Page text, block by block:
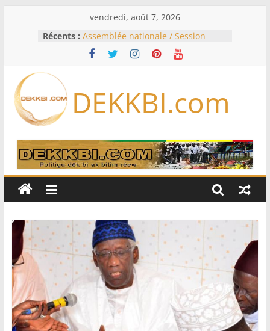
vendredi, août 7, 2026
Récents : Assemblée nationale / Session
extraordinaire: Six commissions
d’enquête à l’ordre du jour ce lundi
Bénin: Patrice Talon élu président
du Sénat, moins de trois mois
Pakistan et la Turquie signent un
accord de défense
RD Congo: Kinshasa interdit les
exportations de cuivre et de cobalt
production
DEKKBI.com